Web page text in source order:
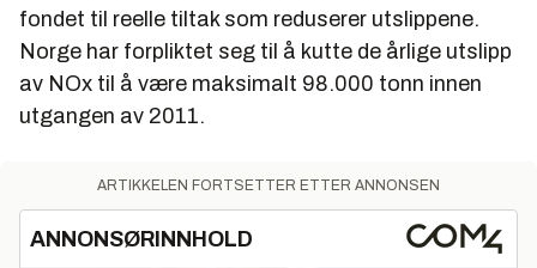
fondet til reelle tiltak som reduserer utslippene.
Norge har forpliktet seg til å kutte de årlige utslipp
av NOx til å være maksimalt 98.000 tonn innen
utgangen av 2011.
ARTIKKELEN FORTSETTER ETTER ANNONSEN
ANNONSØRINNHOLD